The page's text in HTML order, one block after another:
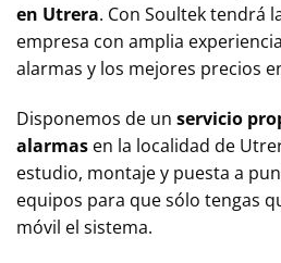
en Utrera. Con Soultek tendrá
empresa con amplia
alarmas y los mejores precios
Disponemos de un servicio
alarmas en la localidad de
estudio, montaje y puesta a
equipos para que sólo tengas
móvil el sistema.